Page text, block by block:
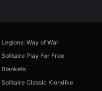
Legions: Way of War
Solitaire Play For Free
Blankets
Solitaire Classic Klondike